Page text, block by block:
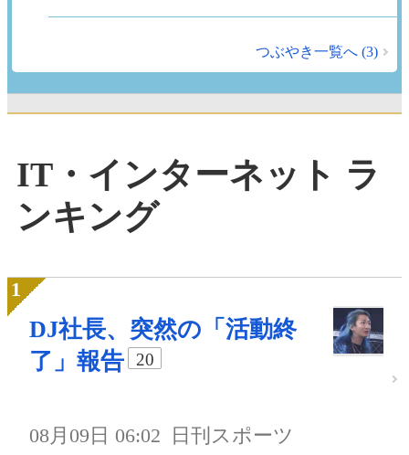
つぶやき一覧へ (3)
IT・インターネット ラ
ンキング
DJ社長、突然の「活動終
了」報告
20
08月09日 06:02 日刊スポーツ